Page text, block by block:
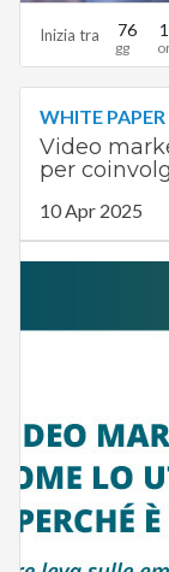
Inizia tra 76
WHITE PAPER
Video
per
10 Apr 2025